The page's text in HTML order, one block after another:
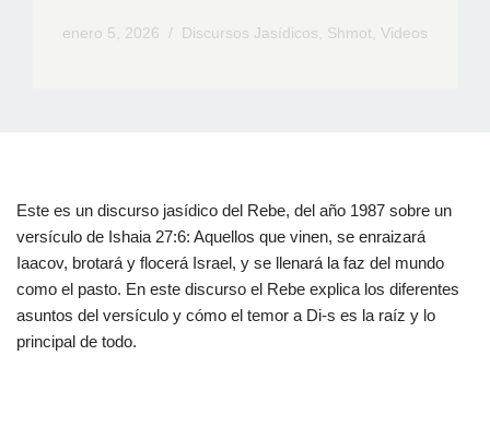
enero 5, 2026 Discursos Jasídicos, Shmot, Videos
Este es un discurso jasídico del Rebe, del año 1987 sobre un
versículo de Ishaia 27:6: Aquellos que vinen, se enraizará
Iaacov, brotará y flocerá Israel, y se llenará la faz del mundo
como el pasto. En este discurso el Rebe explica los diferentes
asuntos del versículo y cómo el temor a Di-s es la raíz y lo
principal de todo.